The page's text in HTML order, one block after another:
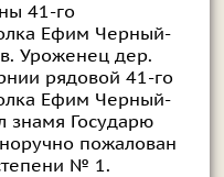
41-го
Ефим Черный-
Уроженец дер.
рядовой 41-го
Ефим Черный-
знамя Государю
пожалован
№ 1.